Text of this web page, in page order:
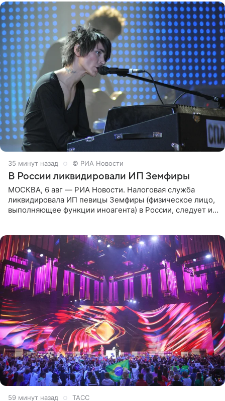
35 минут назад © РИА Новости
В России ликвидировали ИП Земфиры
МОСКВА, 6 авг — РИА Новости. Налоговая служба
ликвидировала ИП певицы Земфиры (физическое лицо,
выполняющее функции иноагента) в России, следует из
59 минут назад ТАСС